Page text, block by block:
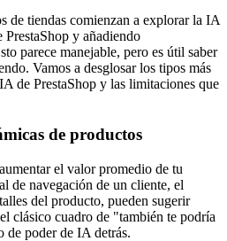
de tiendas comienzan a explorar la IA
PrestaShop y añadiendo
parece manejable, pero es útil saber
Vamos a desglosar los tipos más
de PrestaShop y las limitaciones que
de productos
el valor promedio de tu
de navegación de un cliente, el
del producto, pueden sugerir
clásico cuadro de "también te podría
de poder de IA detrás.